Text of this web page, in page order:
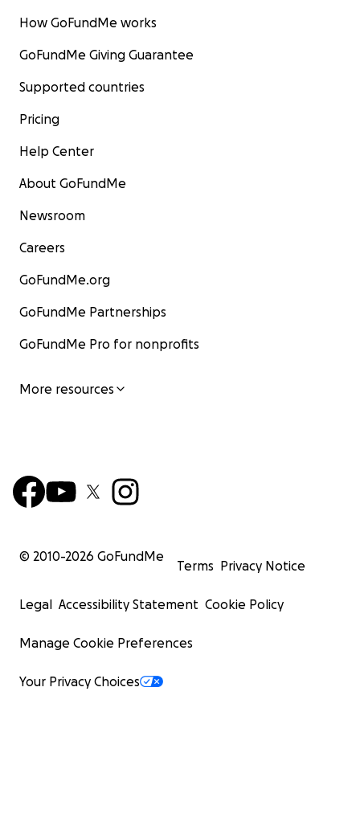
How GoFundMe works
GoFundMe Giving Guarantee
Supported countries
Pricing
Help Center
About GoFundMe
Newsroom
Careers
GoFundMe.org
GoFundMe Partnerships
GoFundMe Pro for nonprofits
More resources
© 2010-2026 GoFundMe
Terms Privacy Notice
Legal Accessibility Statement Cookie Policy
Manage Cookie Preferences
Your Privacy Choices